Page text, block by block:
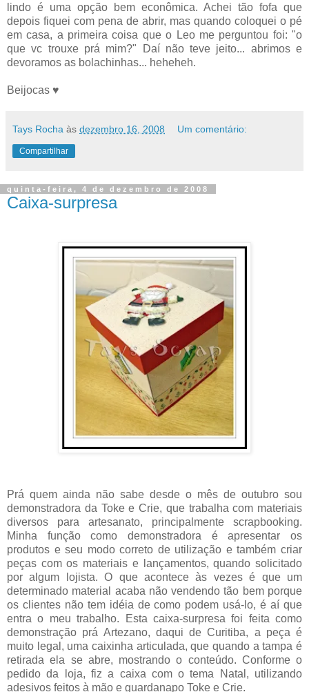
lindo é uma opção bem econômica. Achei tão fofa que
depois fiquei com pena de abrir, mas quando coloquei o pé
em casa, a primeira coisa que o Leo me perguntou foi: "o
que vc trouxe prá mim?" Daí não teve jeito... abrimos e
devoramos as bolachinhas... heheheh.
Beijocas ♥
Tays Rocha às dezembro 16, 2008 Um comentário:
Compartilhar
quinta-feira, 4 de dezembro de 2008
Caixa-surpresa
Prá quem ainda não sabe desde o mês de outubro sou
demonstradora da Toke e Crie, que trabalha com materiais
diversos para artesanato, principalmente scrapbooking.
Minha função como demonstradora é apresentar os
produtos e seu modo correto de utilização e também criar
peças com os materiais e lançamentos, quando solicitado
por algum lojista. O que acontece às vezes é que um
determinado material acaba não vendendo tão bem porque
os clientes não tem idéia de como podem usá-lo, é aí que
entra o meu trabalho. Esta caixa-surpresa foi feita como
demonstração prá Artezano, daqui de Curitiba, a peça é
muito legal, uma caixinha articulada, que quando a tampa é
retirada ela se abre, mostrando o conteúdo. Conforme o
pedido da loja, fiz a caixa com o tema Natal, utilizando
adesivos feitos à mão e guardanapo Toke e Crie.